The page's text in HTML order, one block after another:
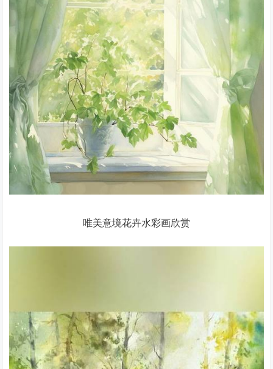
唯美意境花卉水彩画欣赏